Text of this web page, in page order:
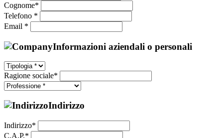
Cognome*
Telefono *
Email *
Informazioni aziendali o personali
Ragione sociale*
Indirizzo
Indirizzo*
C.A.P.*